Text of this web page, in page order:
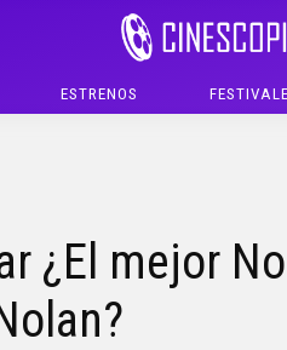
ESTRENOS
¿El mejor